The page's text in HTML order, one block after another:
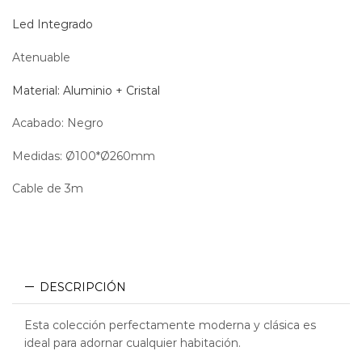
Led Integrado
Atenuable
Material: Aluminio + Cristal
Acabado: Negro
Medidas: Ø100*Ø260mm
Cable de 3m
DESCRIPCIÓN
Esta colección perfectamente moderna y clásica es
ideal para adornar cualquier habitación.